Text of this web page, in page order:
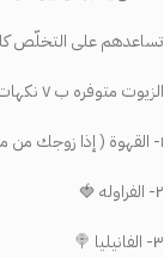
تساعدهم على التخلّص
الزيوت متوفره ب ٧ نكهات والي هي :
١- القهوة ( إذا زوجك من مدمنينها لا تفوتيها ) 😮‍💨🔞😂
٢- الفراوله 🍓
٣- الفانيليا 🍭